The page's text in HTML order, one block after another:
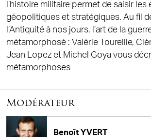
l’histoire militaire permet de saisir les
géopolitiques et stratégiques. Au fil
l’Antiquité à nos jours, l’art de la
métamorphosé : Valérie Toureille,
Jean Lopez et Michel Goya vous
métamorphoses
Modérateur
Benoît YVERT